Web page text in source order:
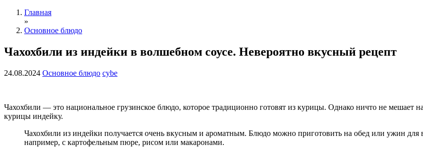
Главная
»
Основное блюдо
Чахохбили из индейки в волшебном соусе. Невероятно вкусный рецепт
24.08.2024 Основное блюдо cybe
Чахохбили — это национальное грузинское блюдо, которое традиционно готовят из курицы. Однако ничто не мешает
курицы индейку.
Чахохбили из индейки получается очень вкусным и ароматным. Блюдо можно приготовить на обед или ужин для
например, с картофельным пюре, рисом или макаронами.